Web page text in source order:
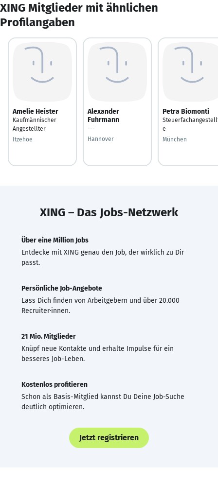
XING Mitglieder mit ähnlichen
Profilangaben
Amelie Heister
Kaufmännischer
Angestellter
Itzehoe
Alexander
Fuhrmann
---
Hannover
Petra Biomonti
e
München
XING – Das Jobs-Netzwerk
Über eine Million Jobs
Entdecke mit XING genau den Job, der wirklich zu Dir
passt.
Persönliche Job-Angebote
Lass Dich finden von Arbeitgebern und über 20.000
Recruiter·innen.
21 Mio. Mitglieder
Knüpf neue Kontakte und erhalte Impulse für ein
besseres Job-Leben.
Kostenlos profitieren
Schon als Basis-Mitglied kannst Du Deine Job-Suche
deutlich optimieren.
Jetzt registrieren